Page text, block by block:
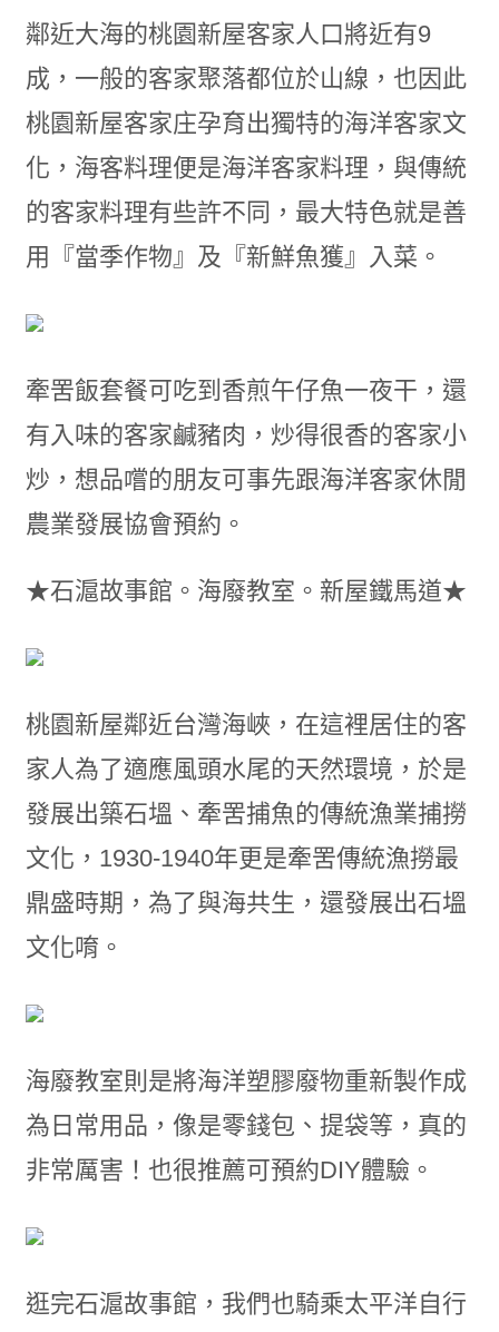
鄰近大海的桃園新屋客家人口將近有9
成，一般的客家聚落都位於山線，也因此
桃園新屋客家庄孕育出獨特的海洋客家文
化，海客料理便是海洋客家料理，與傳統
的客家料理有些許不同，最大特色就是善
用『當季作物』及『新鮮魚獲』入菜。
牽罟飯套餐可吃到香煎午仔魚一夜干，還
有入味的客家鹹豬肉，炒得很香的客家小
炒，想品嚐的朋友可事先跟海洋客家休閒
農業發展協會預約。
★石滬故事館。海廢教室。新屋鐵馬道★
桃園新屋鄰近台灣海峽，在這裡居住的客
家人為了適應風頭水尾的天然環境，於是
發展出築石塭、牽罟捕魚的傳統漁業捕撈
文化，1930-1940年更是牽罟傳統漁撈最
鼎盛時期，為了與海共生，還發展出石塭
文化唷。
海廢教室則是將海洋塑膠廢物重新製作成
為日常用品，像是零錢包、提袋等，真的
非常厲害！也很推薦可預約DIY體驗。
逛完石滬故事館，我們也騎乘太平洋自行